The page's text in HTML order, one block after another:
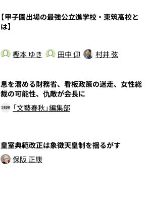
【甲子園出場の最強公立進学校・東筑高校と
は】
樫本 ゆき 田中 仰 村井 弦
息を潜める財務省、看板政策の迷走、女性総
裁の可能性、仇敵が会長に
「文藝春秋」編集部
皇室典範改正は象徴天皇制を揺るがす
保阪 正康